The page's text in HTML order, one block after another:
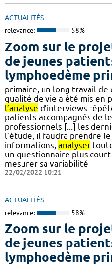
ACTUALITÉS
relevance: 58%
Zoom sur le
de jeunes
lymphoedème
primaire, un long travail de
qualité de vie a été mis en
l’analyse d’interviews
patients accompagnés de
professionnels [...] les
l’étude, il faudra prendre
informations, analyser
un questionnaire plus
mesurer sa variabilité
22/02/2022 10:21
ACTUALITÉS
relevance: 58%
Zoom sur le
de jeunes
lymphoedème